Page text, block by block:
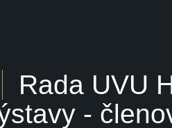
Rada UVU
-